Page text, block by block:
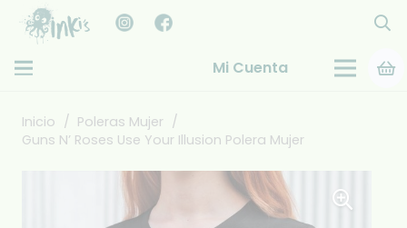
Mi Cuenta
Inicio / Poleras Mujer /
Guns N’ Roses Use Your Illusion Polera Mujer